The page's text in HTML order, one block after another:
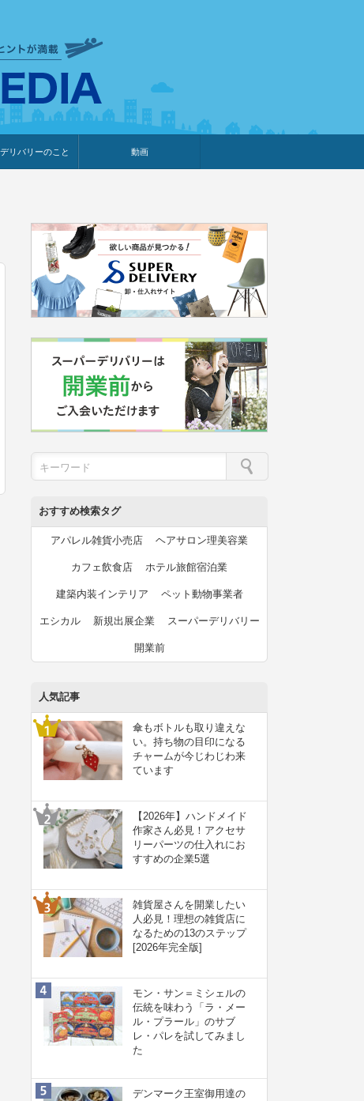
リバリーのこと 動画
おすすめ検索タグ
アパレル雑貨小売店 ヘアサロン理美容業
カフェ飲食店 ホテル旅館宿泊業
建築内装インテリア ペット動物事業者
エシカル 新規出展企業 スーパーデリバリー
開業前
人気記事
傘もボトルも取り違えな
い。持ち物の目印になる
チャームが今じわじわ来
ています
【2026年】ハンドメイド
作家さん必見！アクセサ
リーパーツの仕入れにお
すすめの企業5選
雑貨屋さんを開業したい
人必見！理想の雑貨店に
なるための13のステップ
[2026年完全版]
モン・サン＝ミシェルの
伝統を味わう「ラ・メー
ル・プラール」のサブ
レ・パレを試してみまし
た
デンマーク王室御用達の